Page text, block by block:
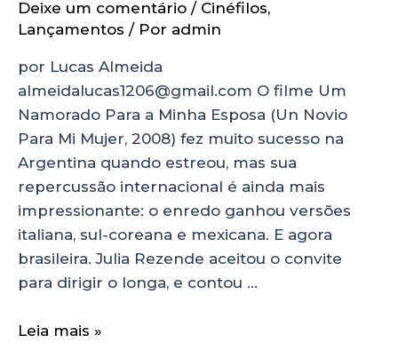
Deixe um comentário / Cinéfilos,
Lançamentos / Por admin
por Lucas Almeida
almeidalucas1206@gmail.com O filme Um
Namorado Para a Minha Esposa (Un Novio
Para Mi Mujer, 2008) fez muito sucesso na
Argentina quando estreou, mas sua
repercussão internacional é ainda mais
impressionante: o enredo ganhou versões
italiana, sul-coreana e mexicana. E agora
brasileira. Julia Rezende aceitou o convite
para dirigir o longa, e contou …
Leia mais »